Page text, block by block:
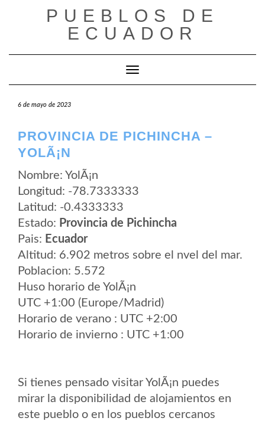
PUEBLOS DE
ECUADOR
Cambiar modo de navegación
6 de mayo de 2023
PROVINCIA DE PICHINCHA –
YOLÃ¡N
Nombre: YolÃ¡n
Longitud: -78.7333333
Latitud: -0.4333333
Estado: Provincia de Pichincha
Pais: Ecuador
Altitud: 6.902 metros sobre el nvel del mar.
Poblacion: 5.572
Huso horario de YolÃ¡n
UTC +1:00 (Europe/Madrid)
Horario de verano : UTC +2:00
Horario de invierno : UTC +1:00
Si tienes pensado visitar YolÃ¡n puedes
mirar la disponibilidad de alojamientos en
este pueblo o en los pueblos cercanos